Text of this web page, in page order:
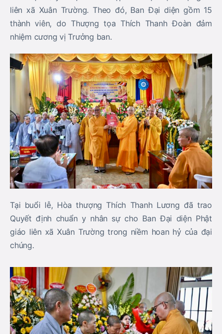
liên xã Xuân Trường. Theo đó, Ban Đại diện gồm 15
thành viên, do Thượng tọa Thích Thanh Đoàn đảm
nhiệm cương vị Trưởng ban.
Tại buổi lễ, Hòa thượng Thích Thanh Lương đã trao
Quyết định chuẩn y nhân sự cho Ban Đại diện Phật
giáo liên xã Xuân Trường trong niềm hoan hỷ của đại
chúng.